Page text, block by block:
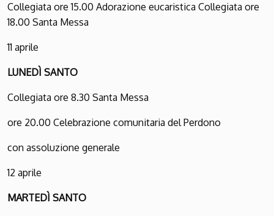
Collegiata ore 15.00 Adorazione eucaristica Collegiata ore
18.00 Santa Messa
11 aprile
LUNEDÌ SANTO
Collegiata ore 8.30 Santa Messa
ore 20.00 Celebrazione comunitaria del Perdono
con assoluzione generale
12 aprile
MARTEDÌ SANTO